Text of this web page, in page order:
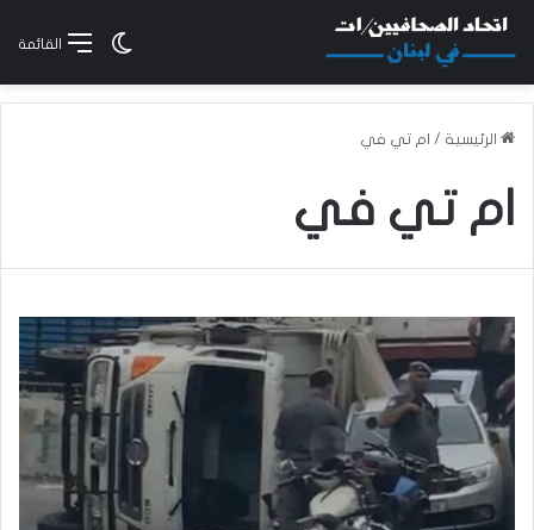
القائمةالوضع
الرئيسية / ام تي في
ام تي في